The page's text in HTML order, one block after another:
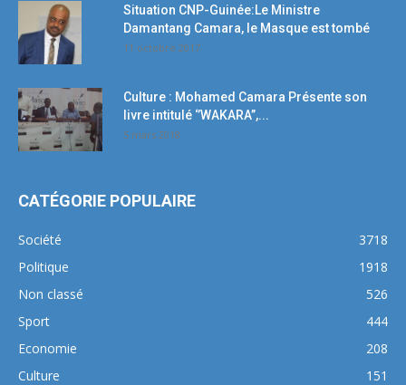
Situation CNP-Guinée:Le Ministre
Damantang Camara, le Masque est tombé
11 octobre 2017
Culture : Mohamed Camara Présente son
livre intitulé ‘’WAKARA’’,...
5 mars 2018
CATÉGORIE POPULAIRE
Société
3718
Politique
1918
Non classé
526
Sport
444
Economie
208
Culture
151